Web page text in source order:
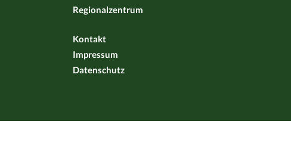
Regionalzentrum
Kontakt
Impressum
Datenschutz